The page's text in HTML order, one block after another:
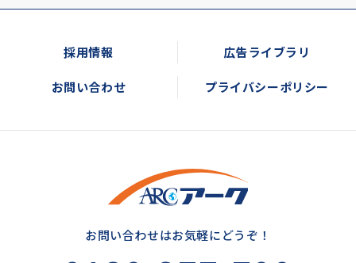
採用情報 広告ライブラリ
お問い合わせ プライバシーポリシー
お問い合わせはお気軽にどうぞ！